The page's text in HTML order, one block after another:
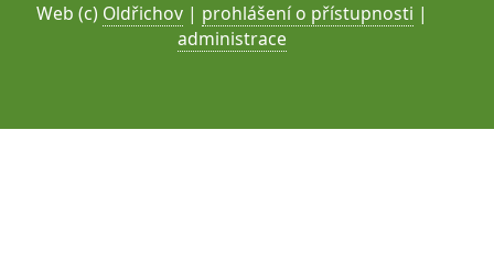
Web (c) Oldřichov | prohlášení o přístupnosti |
administrace